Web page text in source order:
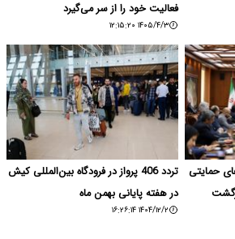
فعالیت خود را از سر می‌گیرد
۱۴۰۵/۴/۳ ۱۲:۱۵:۲۰
حمایتی
تردد 406 پرواز در فرودگاه بین‌المللی کیش
در هفته پایانی بهمن ‌ماه
۱۴۰۴/۱۲/۲ ۱۶:۲۶:۱۴